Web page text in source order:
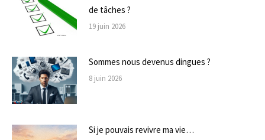
de tâches ?
19 juin 2026
Sommes nous devenus dingues ?
8 juin 2026
Si je pouvais revivre ma vie…